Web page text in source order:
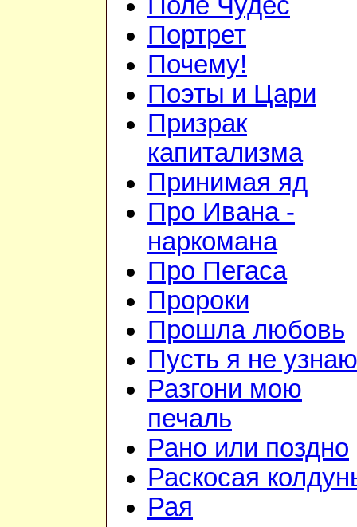
Поле Чудес
Портрет
Почему!
Поэты и Цари
Призрак
капитализма
Принимая яд
Про Ивана -
наркомана
Про Пегаса
Пророки
Прошла любовь
Пусть я не узнаю
Разгони мою
печаль
Рано или поздно
Раскосая
Рая